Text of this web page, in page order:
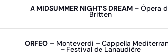
A MIDSUMMER NIGHT’S DREAM– Ópera
Britten
ORFEO – Monteverdi – Cappella
– Festival de Lanaudière